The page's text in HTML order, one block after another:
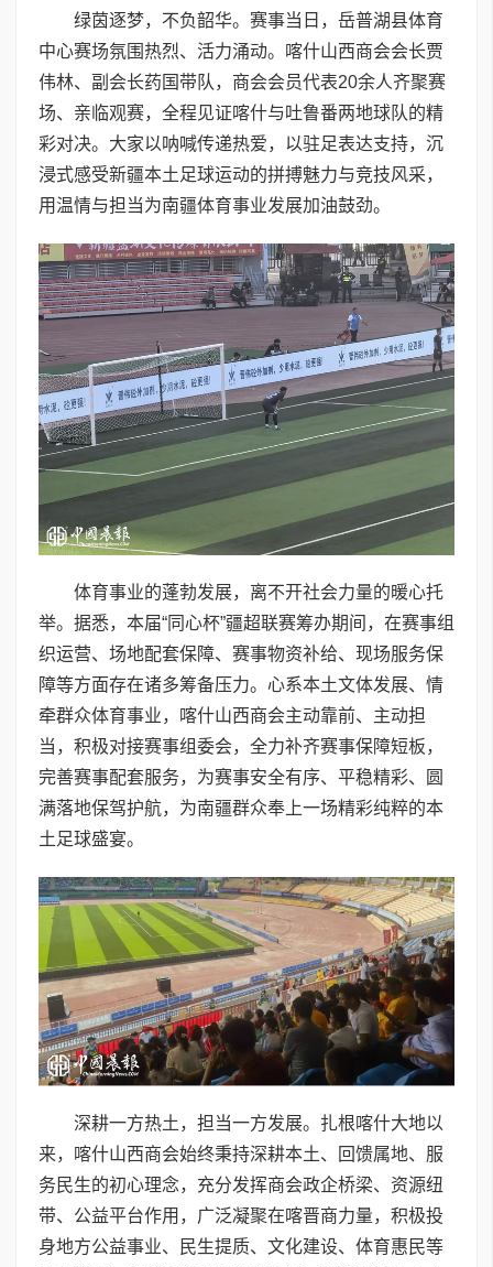
绿茵逐梦，不负韶华。赛事当日，岳普湖县体育
中心赛场氛围热烈、活力涌动。喀什山西商会会长贾
伟林、副会长药国带队，商会会员代表20余人齐聚赛
场、亲临观赛，全程见证喀什与吐鲁番两地球队的精
彩对决。大家以呐喊传递热爱，以驻足表达支持，沉
浸式感受新疆本土足球运动的拼搏魅力与竞技风采，
用温情与担当为南疆体育事业发展加油鼓劲。
体育事业的蓬勃发展，离不开社会力量的暖心托
举。据悉，本届“同心杯”疆超联赛筹办期间，在赛事组
织运营、场地配套保障、赛事物资补给、现场服务保
障等方面存在诸多筹备压力。心系本土文体发展、情
牵群众体育事业，喀什山西商会主动靠前、主动担
当，积极对接赛事组委会，全力补齐赛事保障短板，
完善赛事配套服务，为赛事安全有序、平稳精彩、圆
满落地保驾护航，为南疆群众奉上一场精彩纯粹的本
土足球盛宴。
深耕一方热土，担当一方发展。扎根喀什大地以
来，喀什山西商会始终秉持深耕本土、回馈属地、服
务民生的初心理念，充分发挥商会政企桥梁、资源纽
带、公益平台作用，广泛凝聚在喀晋商力量，积极投
身地方公益事业、民生提质、文化建设、体育惠民等